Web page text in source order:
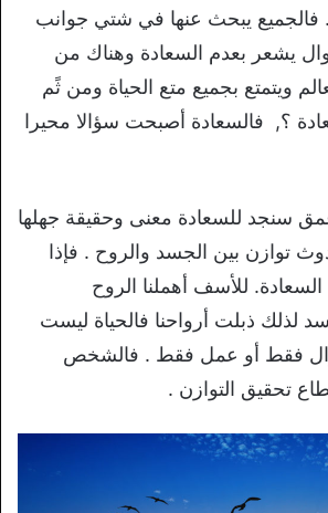
. فالجميع يبحث عنها في شتي جوانب
يشعر بعدم السعادة وهناك من
ويتمتع بجميع متع الحياة ومن ثًم
؟, فالسعادة أصبحت سؤالا محيرا
سنجد للسعادة معنى وحقيقة جهلها
توازن بين الجسد والروح . فإذا
السعادة. للأسف أهملنا الروح
لذلك ذبلت أرواحنا فالحياة ليست
فقط أو عمل فقط . فالشخص
تحقيق التوازن .